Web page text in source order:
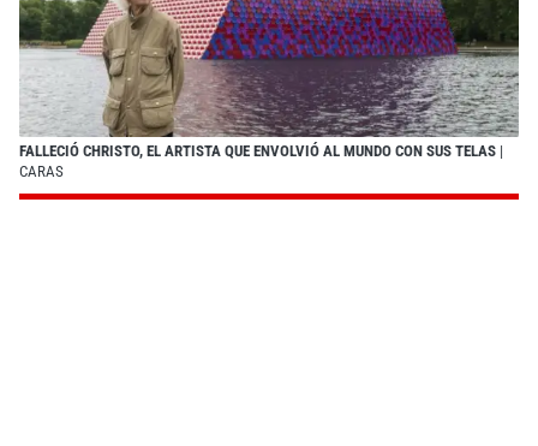
FALLECIÓ CHRISTO, EL ARTISTA QUE ENVOLVIÓ AL MUNDO CON SUS TELAS |
CARAS